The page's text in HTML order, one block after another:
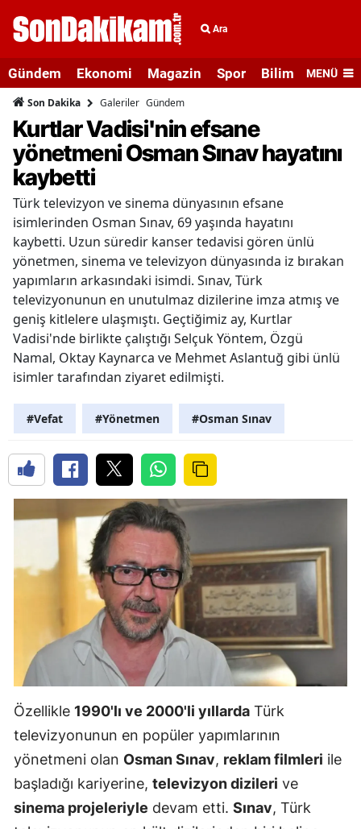
Ara
Gündem Ekonomi Magazin Spor Bilim veMENÜ
Son Dakika Galeriler Gündem
Kurtlar Vadisi'nin efsane
yönetmeni Osman Sınav hayatını
kaybetti
Türk televizyon ve sinema dünyasının efsane
isimlerinden Osman Sınav, 69 yaşında hayatını
kaybetti. Uzun süredir kanser tedavisi gören ünlü
yönetmen, sinema ve televizyon dünyasında iz bırakan
yapımların arkasındaki isimdi. Sınav, Türk
televizyonunun en unutulmaz dizilerine imza atmış ve
geniş kitlelere ulaşmıştı. Geçtiğimiz ay, Kurtlar
Vadisi'nde birlikte çalıştığı Selçuk Yöntem, Özgü
Namal, Oktay Kaynarca ve Mehmet Aslantuğ gibi ünlü
isimler tarafından ziyaret edilmişti.
#Vefat #Yönetmen #Osman Sınav
Özellikle 1990'lı ve 2000'li yıllarda Türk
televizyonunun en popüler yapımlarının
yönetmeni olan Osman Sınav, reklam filmleri ile
başladığı kariyerine, televizyon dizileri ve
sinema projeleriyle devam etti. Sınav, Türk